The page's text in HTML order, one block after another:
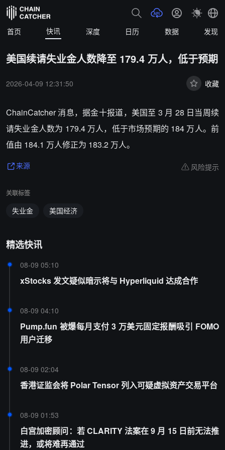
首页 快讯 深度 日历 数据 发现
美国续请失业金人数降至 179.4 万人，低于预期
2026-04-09 12:31:50 收藏
ChainCatcher 消息，据金十报道，美国至 3 月 28 日当周续
请失业金人数为 179.4 万人，低于市场预期的 184 万人。前
值由 184.1 万人修正为 183.2 万人。
来源 风险提示
关联标签
失业金 美国经济
精选快讯
08-09 05:10
xStocks 发文疑似暗示将与 Hyperliquid 达成合作
08-09 04:10
Pump.fun 被爆每月支付 3 万美元固定报酬吸引 FOMO
用户迁移
08-09 02:04
香港证监会将 Polar Tensor 列入可疑虚拟资产交易平台
08-09 01:53
白宫加密顾问：若 CLARITY 法案在 9 月 15 日前无法推
进，或将难再通过